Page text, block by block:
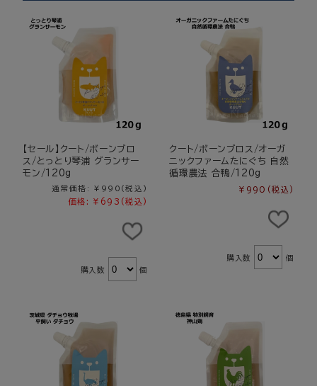
【セール】クート/ボーンブロ
ス/とっとり琴浦 グランサー
モン/120g
通常価格: ¥990 (税込)
価格: ¥693 (税込)
購入数 個
クート/ボーンブロス/オーガ
ニックファームたにぐち 自然
循環農法 合鴨/120g
¥990 (税込)
購入数 個